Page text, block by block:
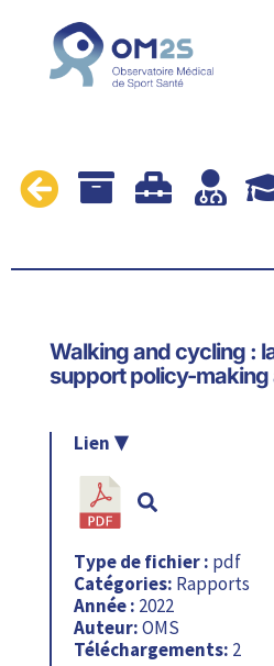
   
Walking and cycling :
support policy-
Type de fichier : pdf
Catégories: Rapports
Année : 2022
Auteur:OMS
Téléchargements: 2